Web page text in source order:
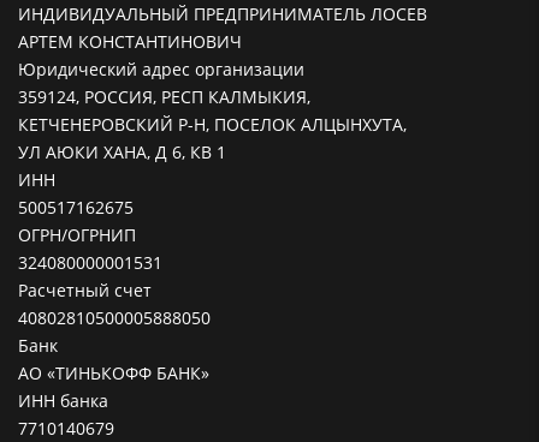
ИНДИВИДУАЛЬНЫЙ ПРЕДПРИНИМАТЕЛЬ ЛОСЕВ
АРТЕМ КОНСТАНТИНОВИЧ
Юридический адрес организации
359124, РОССИЯ, РЕСП КАЛМЫКИЯ,
КЕТЧЕНЕРОВСКИЙ Р-Н, ПОСЕЛОК АЛЦЫНХУТА,
УЛ АЮКИ ХАНА, Д 6, КВ 1
ИНН
500517162675
ОГРН/ОГРНИП
324080000001531
Расчетный счет
40802810500005888050
Банк
АО «ТИНЬКОФФ БАНК»
ИНН банка
7710140679